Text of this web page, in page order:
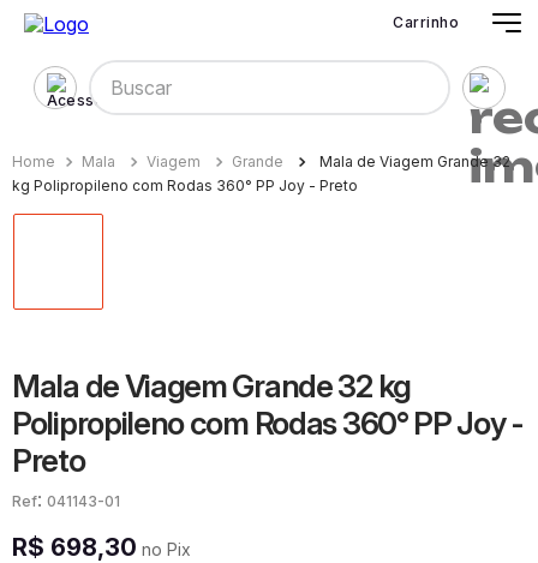
Carrinho
Buscar
Mala Viagem Grande
Mala de Viagem Grande 32
kg Polipropileno com Rodas 360° PP Joy - Preto
Mala de Viagem Grande 32 kg
Polipropileno com Rodas 360° PP Joy -
Preto
: 041143-01
R$ 698,30 no Pix